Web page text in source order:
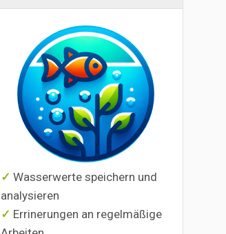
Wasserwerte speichern und
analysieren
Errinerungen an regelmäßige